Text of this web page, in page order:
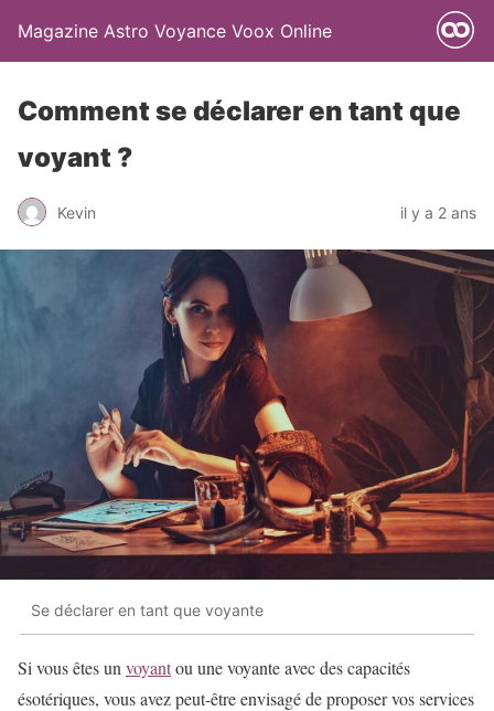
Magazine Astro Voyance Voox Online
Comment se déclarer en tant que
voyant ?
Kevin il y a 2 ans
Se déclarer en tant que voyante
Si vous êtes un voyantou une voyante avec des capacités
ésotériques, vous avez peut-être envisagé de proposer vos services